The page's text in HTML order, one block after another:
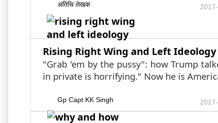
अतिथि लेखक
Rising Right Wing and Left Ideology
"Grab 'em by the pussy": how Trump
in private is horrifying." Now he is
Gp Capt KK Singh